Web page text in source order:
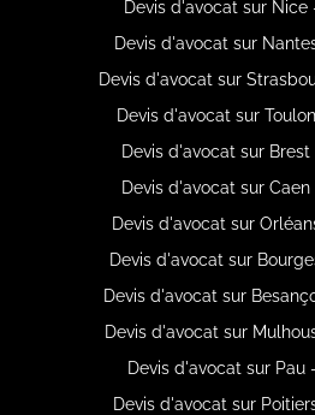
Devis d'avocat sur Nice
Devis d'avocat sur
Devis d'avocat sur
Devis d'avocat sur
Devis d'avocat sur
Devis d'avocat sur
Devis d'avocat sur
Devis d'avocat sur
Devis d'avocat sur
Devis d'avocat sur
Devis d'avocat sur Pau
Devis d'avocat sur